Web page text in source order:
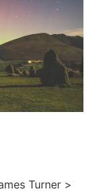
Turner >